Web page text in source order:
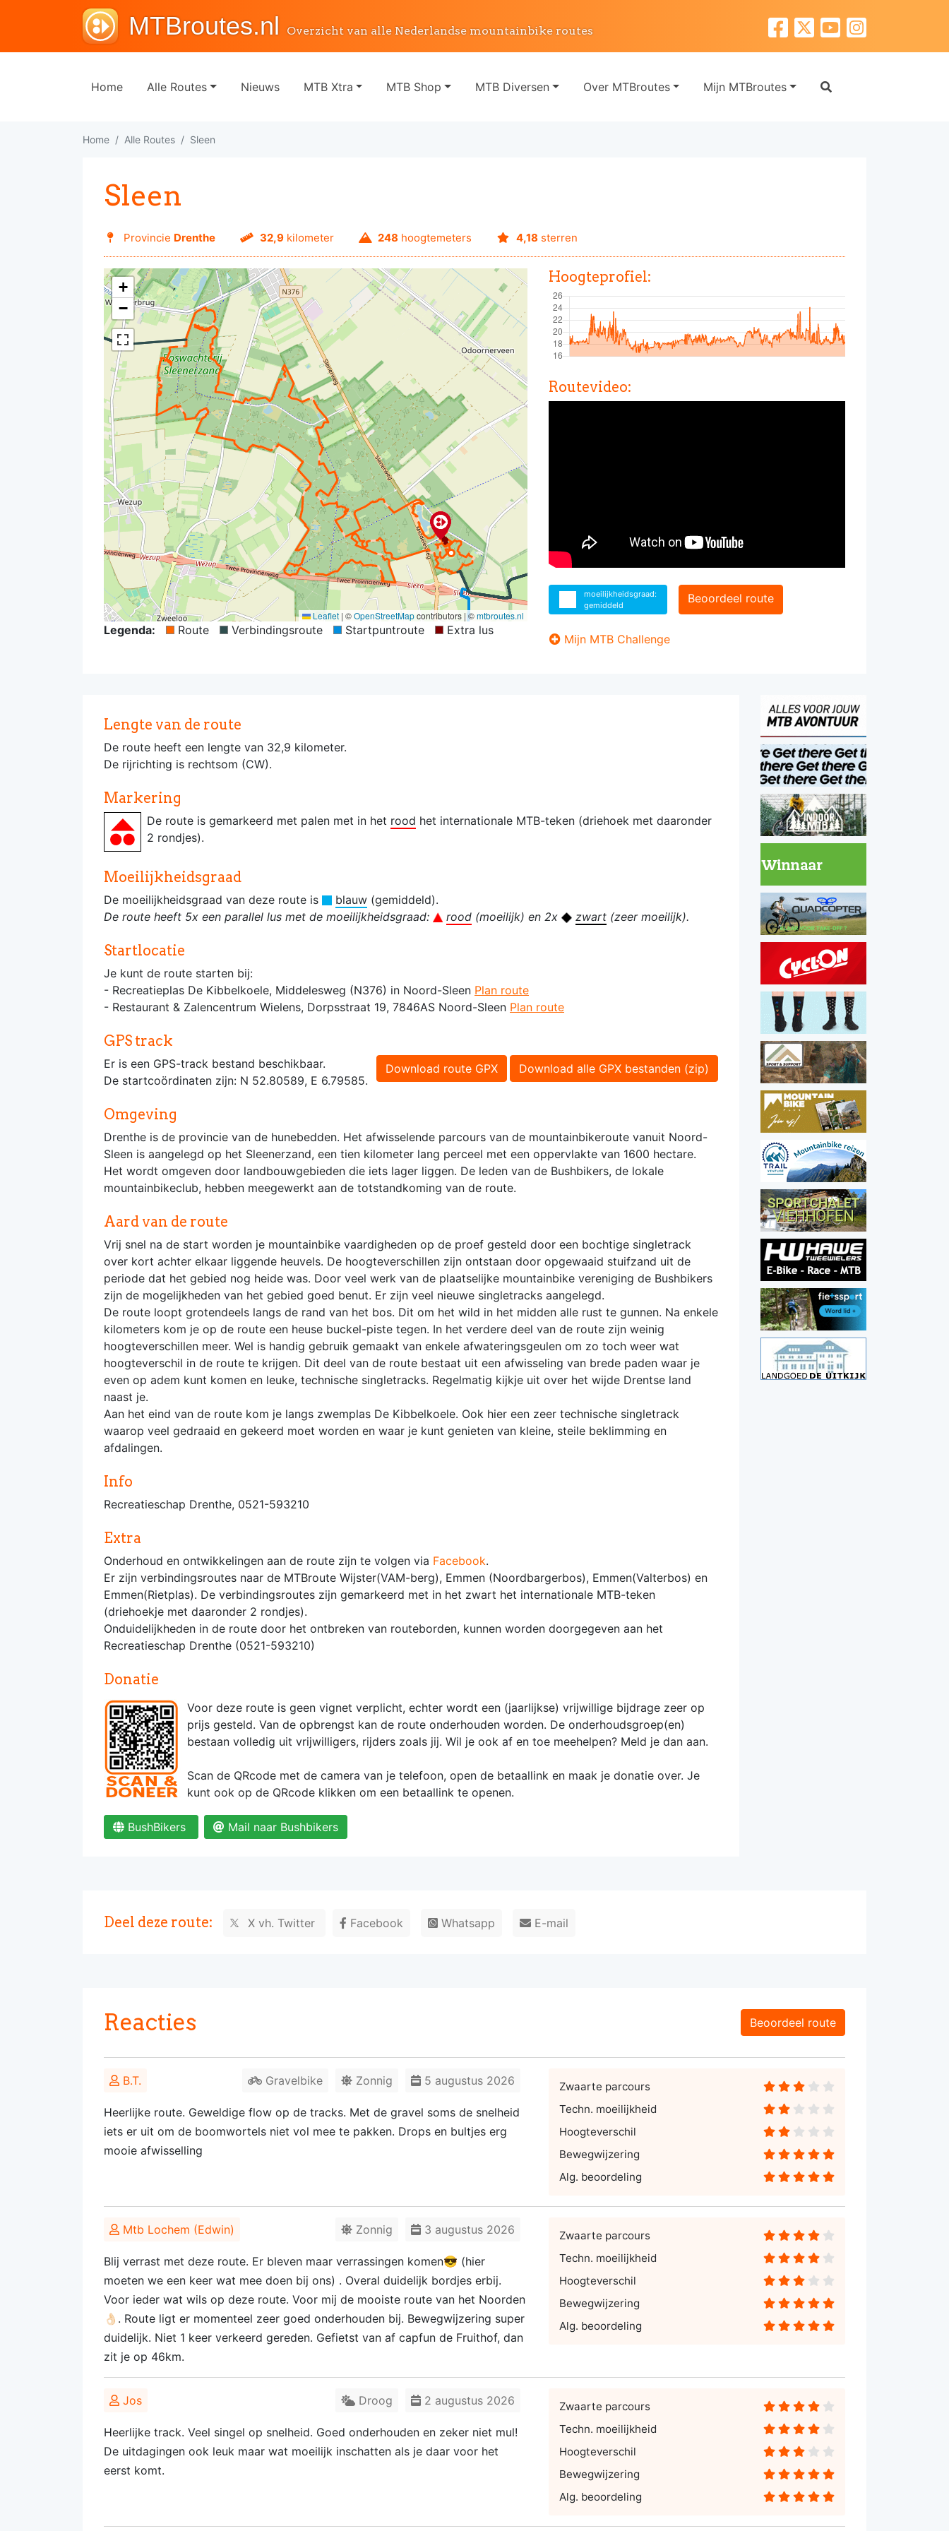
MTBroutes.nl Overzicht van alle Nederlandse mountainbike routes
Home Alle Routes Nieuws MTB Xtra MTB Shop MTB Diversen Over MTBroutes Mijn MTBroutes
Home Alle Routes Sleen
Sleen
Provincie Drenthe 32,9kilometer 248 hoogtemeters 4,18 sterren
+
−
Leaflet | ©OpenStreetMapcontributors | ©mtbroutes.nl
Legenda: Route Verbindingsroute Startpuntroute Extra lus
Hoogteprofiel:
Routevideo:
moeilijkheidsgraad:
gemiddeld
Beoordeel route
Mijn MTB Challenge
Lengte van de route
De route heeft een lengte van 32,9 kilometer.
De rijrichting is rechtsom (CW).
Markering
De route is gemarkeerd met palen met in het rood het internationale MTB-teken (driehoek met daaronder
2 rondjes).
Moeilijkheidsgraad
De moeilijkheidsgraad van deze route is blauw (gemiddeld).
De route heeft 5x een parallel lus met de moeilijkheidsgraad:
rood (moeilijk) en 2x zwart (zeer moeilijk).
Startlocatie
Je kunt de route starten bij:
- Recreatieplas De Kibbelkoele, Middelesweg (N376) in Noord-Sleen Plan route
- Restaurant & Zalencentrum Wielens, Dorpsstraat 19, 7846AS Noord-Sleen Plan route
GPS track
Download alle GPX bestanden (zip)
Download route GPX
Er is een GPS-track bestand beschikbaar.
De startcoördinaten zijn: N 52.80589, E 6.79585.
Omgeving
Drenthe is de provincie van de hunebedden. Het afwisselende parcours van de mountainbikeroute vanuit Noord-
Sleen is aangelegd op het Sleenerzand, een tien kilometer lang perceel met een oppervlakte van 1600 hectare.
Het wordt omgeven door landbouwgebieden die iets lager liggen. De leden van de Bushbikers, de lokale
mountainbikeclub, hebben meegewerkt aan de totstandkoming van de route.
Aard van de route
Vrij snel na de start worden je mountainbike vaardigheden op de proef gesteld door een bochtige singletrack
over kort achter elkaar liggende heuvels. De hoogteverschillen zijn ontstaan door opgewaaid stuifzand uit de
periode dat het gebied nog heide was. Door veel werk van de plaatselijke mountainbike vereniging de Bushbikers
zijn de mogelijkheden van het gebied goed benut. Er zijn veel nieuwe singletracks aangelegd.
De route loopt grotendeels langs de rand van het bos. Dit om het wild in het midden alle rust te gunnen. Na enkele
kilometers kom je op de route een heuse buckel-piste tegen. In het verdere deel van de route zijn weinig
hoogteverschillen meer. Wel is handig gebruik gemaakt van enkele afwateringsgeulen om zo toch weer wat
hoogteverschil in de route te krijgen. Dit deel van de route bestaat uit een afwisseling van brede paden waar je
even op adem kunt komen en leuke, technische singletracks. Regelmatig kijkje uit over het wijde Drentse land
naast je.
Aan het eind van de route kom je langs zwemplas De Kibbelkoele. Ook hier een zeer technische singletrack
waarop veel gedraaid en gekeerd moet worden en waar je kunt genieten van kleine, steile beklimming en
afdalingen.
Info
Recreatieschap Drenthe, 0521-593210
Extra
Onderhoud en ontwikkelingen aan de route zijn te volgen via Facebook.
Er zijn verbindingsroutes naar de MTBroute Wijster(VAM-berg), Emmen (Noordbargerbos), Emmen(Valterbos) en
Emmen(Rietplas). De verbindingsroutes zijn gemarkeerd met in het zwart het internationale MTB-teken
(driehoekje met daaronder 2 rondjes).
Onduidelijkheden in de route door het ontbreken van routeborden, kunnen worden doorgegeven aan het
Recreatieschap Drenthe (0521-593210)
Donatie
Voor deze route is geen vignet verplicht, echter wordt een (jaarlijkse) vrijwillige bijdrage zeer op
prijs gesteld. Van de opbrengst kan de route onderhouden worden. De onderhoudsgroep(en)
bestaan volledig uit vrijwilligers, rijders zoals jij. Wil je ook af en toe meehelpen? Meld je dan aan.
Scan de QRcode met de camera van je telefoon, open de betaallink en maak je donatie over. Je
kunt ook op de QRcode klikken om een betaallink te openen.
BushBikers Mail naar Bushbikers
Deel deze route: X vh. Twitter Facebook Whatsapp E-mail
Reacties Beoordeel route
B.T. 5 augustus 2026
Zonnig
Gravelbike
Heerlijke route. Geweldige flow op de tracks. Met de gravel soms de snelheid
iets er uit om de boomwortels niet vol mee te pakken. Drops en bultjes erg
mooie afwisselling
Zwaarte parcours
Techn. moeilijkheid
Hoogteverschil
Bewegwijzering
Alg. beoordeling
Mtb Lochem (Edwin) 3 augustus 2026
Zonnig
Blij verrast met deze route. Er bleven maar verrassingen komen😎 (hier
moeten we een keer wat mee doen bij ons) . Overal duidelijk bordjes erbij.
Voor ieder wat wils op deze route. Voor mij de mooiste route van het Noorden
👌🏻. Route ligt er momenteel zeer goed onderhouden bij. Bewegwijzering super
duidelijk. Niet 1 keer verkeerd gereden. Gefietst van af capfun de Fruithof, dan
zit je op 46km.
Zwaarte parcours
Techn. moeilijkheid
Hoogteverschil
Bewegwijzering
Alg. beoordeling
Jos 2 augustus 2026
Droog
Heerlijke track. Veel singel op snelheid. Goed onderhouden en zeker niet mul!
De uitdagingen ook leuk maar wat moeilijk inschatten als je daar voor het
eerst komt.
Zwaarte parcours
Techn. moeilijkheid
Hoogteverschil
Bewegwijzering
Alg. beoordeling